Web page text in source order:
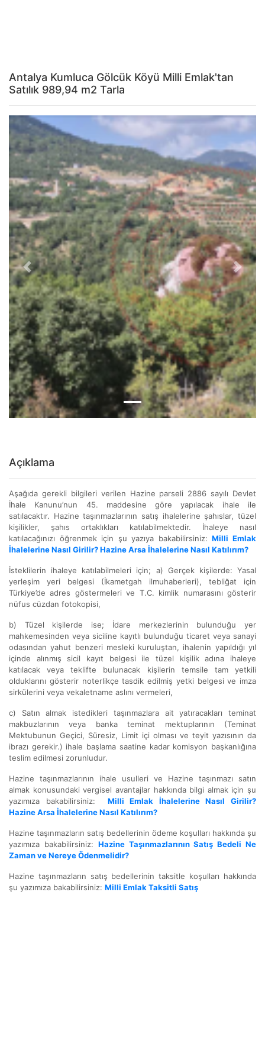
Antalya Kumluca Gölcük Köyü Milli Emlak'tan
Satılık 989,94 m2 Tarla
Previous Next
Açıklama
Aşağıda gerekli bilgileri verilen Hazine parseli 2886 sayılı Devlet
İhale Kanunu’nun 45. maddesine göre yapılacak ihale ile
satılacaktır. Hazine taşınmazlarının satış ihalelerine şahıslar, tüzel
kişilikler, şahıs ortaklıkları katılabilmektedir. İhaleye nasıl
katılacağınızı öğrenmek için şu yazıya bakabilirsiniz:Milli Emlak
İhalelerine Nasıl Girilir? Hazine Arsa İhalelerine Nasıl Katılırım?
İsteklilerin ihaleye katılabilmeleri için; a) Gerçek kişilerde: Yasal
yerleşim yeri belgesi (İkametgah ilmuhaberleri), tebliğat için
Türkiye’de adres göstermeleri ve T.C. kimlik numarasını gösterir
nüfus cüzdan fotokopisi,
b) Tüzel kişilerde ise; İdare merkezlerinin bulunduğu yer
mahkemesinden veya siciline kayıtlı bulunduğu ticaret veya sanayi
odasından yahut benzeri mesleki kuruluştan, ihalenin yapıldığı yıl
içinde alınmış sicil kayıt belgesi ile tüzel kişilik adına ihaleye
katılacak veya teklifte bulunacak kişilerin temsile tam yetkili
olduklarını gösterir noterlikçe tasdik edilmiş yetki belgesi ve imza
sirkülerini veya vekaletname aslını vermeleri,
c) Satın almak istedikleri taşınmazlara ait yatıracakları teminat
makbuzlarının veya banka teminat mektuplarının (Teminat
Mektubunun Geçici, Süresiz, Limit içi olması ve teyit yazısının da
ibrazı gerekir.) ihale başlama saatine kadar komisyon başkanlığına
teslim edilmesi zorunludur.
Hazine taşınmazlarının ihale usulleri ve Hazine taşınmazı satın
almak konusundaki vergisel avantajlar hakkında bilgi almak için şu
yazımıza bakabilirsiniz: Milli Emlak İhalelerine Nasıl Girilir?
Hazine Arsa İhalelerine Nasıl Katılırım?
Hazine taşınmazların satış bedellerinin ödeme koşulları hakkında şu
yazımıza bakabilirsiniz: Hazine Taşınmazlarının Satış Bedeli Ne
Zaman ve Nereye Ödenmelidir?
Hazine taşınmazların satış bedellerinin taksitle koşulları hakkında
şu yazımıza bakabilirsiniz: Milli Emlak Taksitli Satış